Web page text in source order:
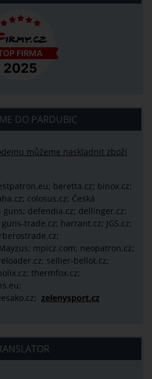
DO PARDUBIC
můžeme naskladnit zboží
beretta.cz; binox.cz;
colosus.cz; Česká
guns; defendia.cz; dellinger.cz;
trade.cz; harrant.cz; JGS.cz;
mpicz.com; neopatron.cz;
sellier-bellot.cz;
thermfox.cz;
zelenysport.cz